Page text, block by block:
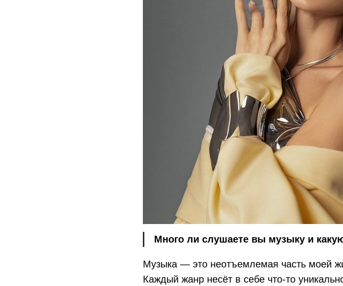
Много ли слушаете вы музыку и
Музыка — это неотъемлемая часть моей
Каждый жанр несёт в себе что-то